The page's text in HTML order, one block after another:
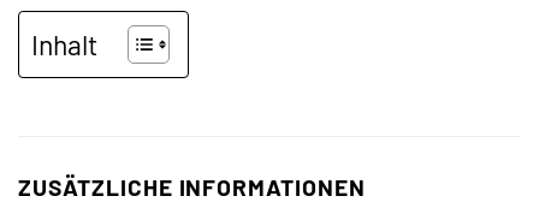
Inhalt
ZUSÄTZLICHE INFORMATIONEN